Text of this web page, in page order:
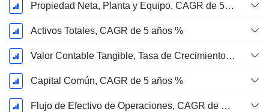
Propiedad Neta, Planta y Equipo, CAGR de 5 años %
Activos Totales, CAGR de 5 años %
Valor Contable Tangible, Tasa de Crecimiento Anual Compuesta de 5 Años %
Capital Común, CAGR de 5 años %
Flujo de Efectivo de Operaciones, CAGR de 5 Años %